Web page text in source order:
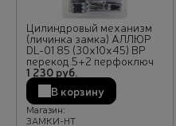
Цилиндровый механизм
(личинка замка) АЛЛЮР
DL-01 85 (30х10х45) BP
перекод.5+2 перфоключ
1 230 руб.
В корзину
Магазин:
ЗАМКИ-НТ